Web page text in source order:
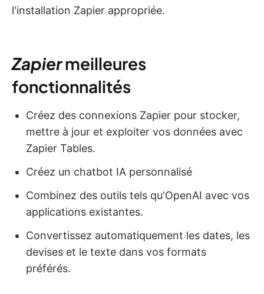
l'installation Zapier appropriée.
Zapiermeilleures
fonctionnalités
Créez des connexions Zapier pour stocker,
mettre à jour et exploiter vos données avec
Zapier Tables.
Créez un chatbot IA personnalisé
Combinez des outils tels qu'OpenAI avec vos
applications existantes.
Convertissez automatiquement les dates, les
devises et le texte dans vos formats
préférés.